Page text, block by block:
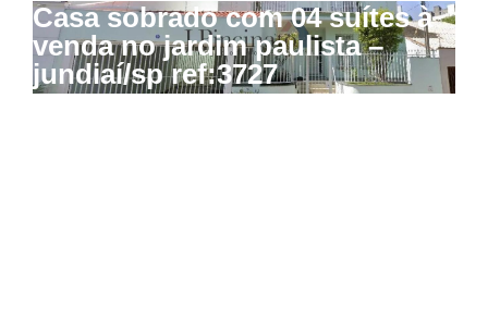
Casa sobrado com 04 suítes à
venda no jardim paulista –
jundiaí/sp ref:3727